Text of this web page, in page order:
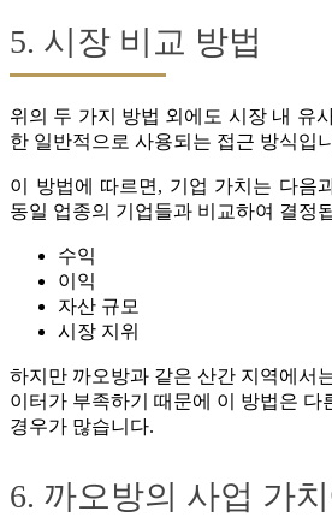
5. 시장 비교 방법
위의 두 가지 방법 외에도 시장 내 유
한 일반적으로 사용되는 접근 방식입
이 방법에 따르면, 기업 가치는 다음
동일 업종의 기업들과 비교하여 결정
수익
이익
자산 규모
시장 지위
하지만 까오방과 같은 산간 지역에서
이터가 부족하기 때문에 이 방법은 다
경우가 많습니다.
6. 까오방의 사업 가치